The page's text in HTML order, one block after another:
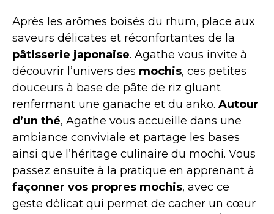
Après les arômes boisés du rhum, place aux
saveurs délicates et réconfortantes de la
pâtisserie japonaise. Agathe vous invite à
découvrir l’univers des mochis, ces petites
douceurs à base de pâte de riz gluant
renfermant une ganache et du anko. Autour
d’un thé, Agathe vous accueille dans une
ambiance conviviale et partage les bases
ainsi que l’héritage culinaire du mochi. Vous
passez ensuite à la pratique en apprenant à
façonner vos propres mochis, avec ce
geste délicat qui permet de cacher un cœur